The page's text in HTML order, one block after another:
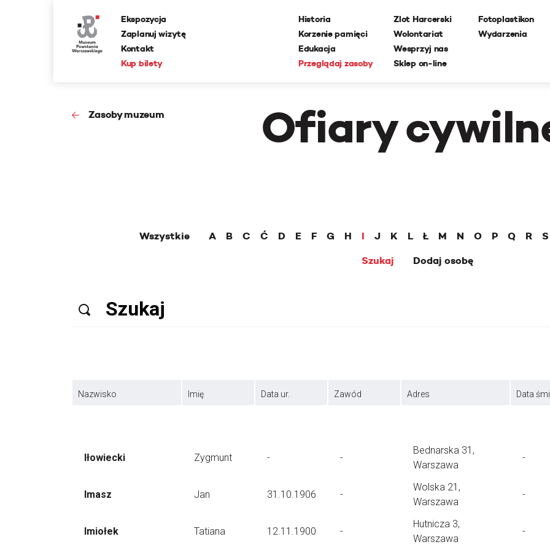
Ekspozycja
Zaplanuj wizytę
Kontakt
Kup bilety
Historia
Korzenie pamięci
Edukacja
Przeglądaj zasoby
Zlot Harcerski
Wolontariat
Wesprzyj nas
Sklep on-line
Fotoplastikon
Wydarzenia
Zasoby muzeum Ofiary
Wszystkie A B C Ć D E F G H I J K L Ł M N O P Q R S
Szukaj
Dodaj osobę
Nazwisko Imię Data ur. Zawód Adres Data
Iłowiecki Zygmunt - -
Bednarska 31,
Warszawa
-
Imasz Jan 31.10.1906 -
Wolska 21,
Warszawa
-
Imiołek Tatiana 12.11.1900 -
Hutnicza 3,
Warszawa
-